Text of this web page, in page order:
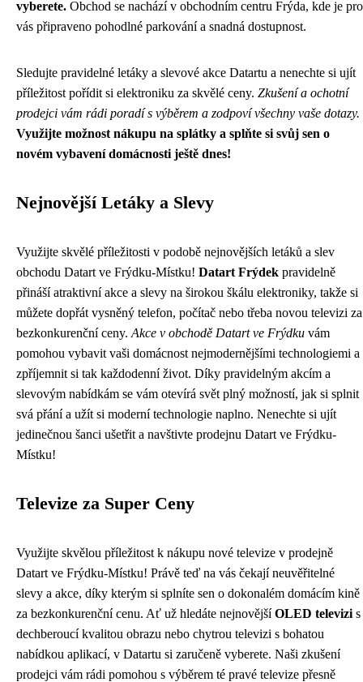
vyberete. Obchod se nachází v obchodním centru Frýda, kde je pro
vás připraveno pohodlné parkování a snadná dostupnost.
Sledujte pravidelné letáky a slevové akce Datartu a nenechte si ujít
příležitost pořídit si elektroniku za skvělé ceny. Zkušení a ochotní
prodejci vám rádi poradí s výběrem a zodpoví všechny vaše dotazy.
Využijte možnost nákupu na splátky a splňte si svůj sen o
novém vybavení domácnosti ještě dnes!
Nejnovější Letáky a Slevy
Využijte skvělé příležitosti v podobě nejnovějších letáků a slev
obchodu Datart ve Frýdku-Místku! Datart Frýdek pravidelně
přináší atraktivní akce a slevy na širokou škálu elektroniky, takže si
můžete dopřát vysněný telefon, počítač nebo třeba novou televizi za
bezkonkurenční ceny. Akce v obchodě Datart ve Frýdku vám
pomohou vybavit vaši domácnost nejmodernějšími technologiemi a
zpříjemnit si tak každodenní život. Díky pravidelným akcím a
slevovým nabídkám se vám otevírá svět plný možností, jak si splnit
svá přání a užít si moderní technologie naplno. Nenechte si ujít
jedinečnou šanci ušetřit a navštivte prodejnu Datart ve Frýdku-
Místku!
Televize za Super Ceny
Využijte skvělou příležitost k nákupu nové televize v prodejně
Datart ve Frýdku-Místku! Právě teď na vás čekají neuvěřitelné
slevy a akce, díky kterým si splníte sen o dokonalém domácím kině
za bezkonkurenční cenu. Ať už hledáte nejnovějšíOLED televizi s
dechberoucí kvalitou obrazu nebo chytrou televizi s bohatou
nabídkou aplikací, v Datartu si zaručeně vyberete. Naši zkušení
prodejci vám rádi pomohou s výběrem té pravé televize přesně